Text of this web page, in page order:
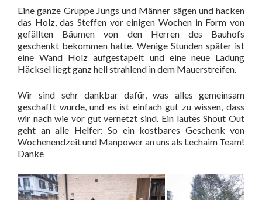
Eine ganze Gruppe Jungs und Männer sägen und hacken
das Holz, das Steffen vor einigen Wochen in Form von
gefällten Bäumen von den Herren des Bauhofs
geschenkt bekommen hatte. Wenige Stunden später ist
eine Wand Holz aufgestapelt und eine neue Ladung
Häcksel liegt ganz hell strahlend in dem Mauerstreifen.
Wir sind sehr dankbar dafür, was alles gemeinsam
geschafft wurde, und es ist einfach gut zu wissen, dass
wir nach wie vor gut vernetzt sind. Ein lautes Shout Out
geht an alle Helfer: So ein kostbares Geschenk von
Wochenendzeit und Manpower an uns als Lechaim Team!
Danke